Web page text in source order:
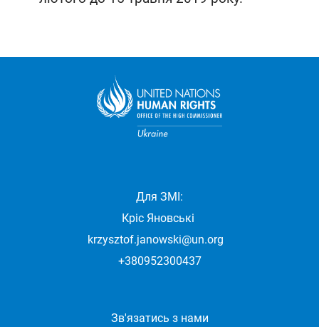
Для ЗМІ:
Кріс Яновські
krzysztof.janowski@un.org
+380952300437
Зв'язатись з нами